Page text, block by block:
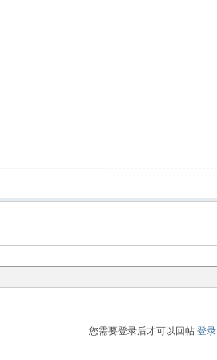
您需要登录后才可以回帖登录